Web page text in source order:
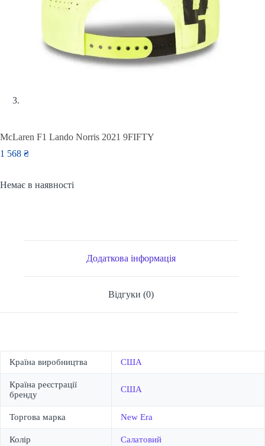
McLaren F1 Lando Norris 2021 9FIFTY
1 568 ₴
Немає в наявності
Додаткова інформація
Відгуки (0)
Країна виробництва США
Країна реєстрації
бренду
США
Торгова марка New Era
Колір Салатовий